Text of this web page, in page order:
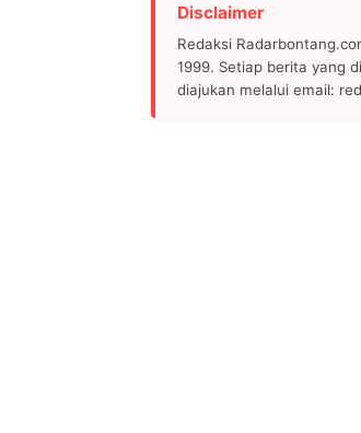
Disclaimer
Redaksi
1999. Setiap berita yang
diajukan melalui email: